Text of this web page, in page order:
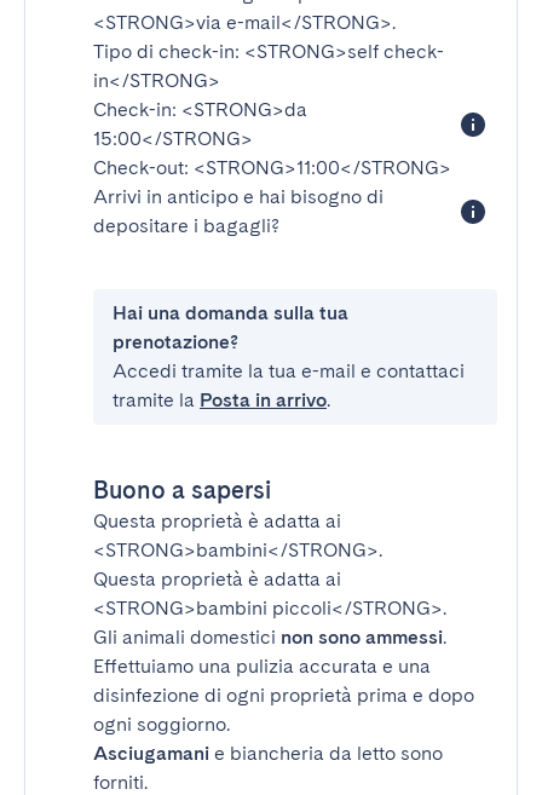
<STRONG>via e-mail</STRONG>.
Tipo di check-in: <STRONG>self check-
in</STRONG>
Check-in: <STRONG>da
15:00</STRONG>
Check-out: <STRONG>11:00</STRONG>
Arrivi in anticipo e hai bisogno di
depositare i bagagli?
Hai una domanda sulla tua
prenotazione?
Accedi tramite la tua e-mail e contattaci
tramite la Posta in arrivo.
Buono a sapersi
Questa proprietà è adatta ai
<STRONG>bambini</STRONG>.
Questa proprietà è adatta ai
<STRONG>bambini piccoli</STRONG>.
Gli animali domestici non sono ammessi.
Effettuiamo una pulizia accurata e una
disinfezione di ogni proprietà prima e dopo
ogni soggiorno.
Asciugamani e biancheria da letto sono
forniti.